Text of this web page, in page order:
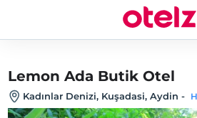
Lemon Ada Butik Otel
Kadınlar Denizi, Kuşadasi, Aydin -